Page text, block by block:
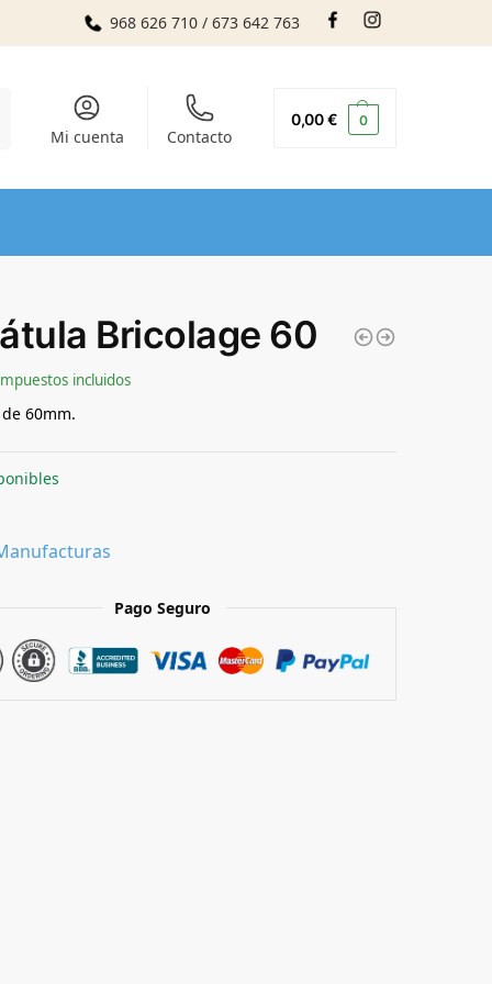
968 626 710 / 673 642 763
Mi cuenta Contacto
0,00€ 0
Bricolage 60
incluidos
60mm.
Pago Seguro